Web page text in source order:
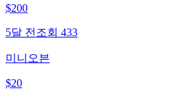
$200
5달 전 조회 433
미니오븐
$20